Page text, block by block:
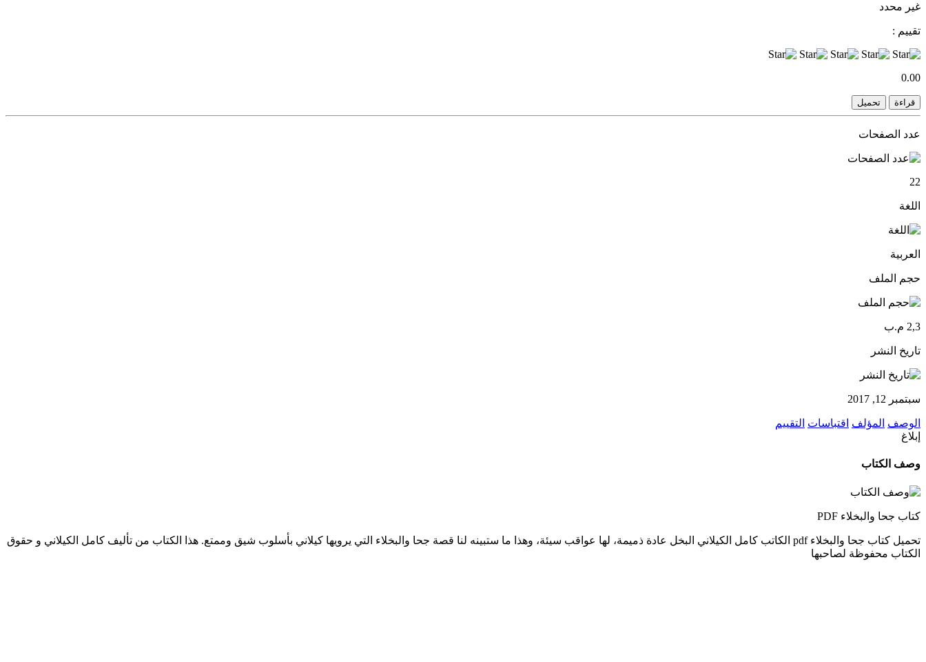
غير محدد
تقييم :
0.00
قراءة تحميل
عدد الصفحات
22
اللغة
العربية
حجم الملف
2,3 م.ب
تاريخ النشر
سبتمبر 12, 2017
الوصف المؤلف اقتباسات التقييم
إبلاغ
وصف الكتاب
كتاب جحا والبخلاء PDF
تحميل كتاب جحا والبخلاء pdf الكاتب كامل الكيلاني البخل عادة ذميمة، لها عواقب سيئة، وهذا ما ستبينه لنا قصة جحا والبخلاء التي يرويها كيلاني بأسلوب شيق وممتع. هذا الكتاب من تأليف كامل الكيلاني و حقوق
الكتاب محفوظة لصاحبها